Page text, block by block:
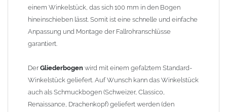
einem Winkelstück, das sich 100 mm in den Bogen
hineinschieben lässt. Somit ist eine schnelle und einfache
Anpassung und Montage der Fallrohranschlüsse
garantiert.
DerGliederbogen wird mit einem gefalztem Standard-
Winkelstück geliefert. Auf Wunsch kann das Winkelstück
auch als Schmuckbogen (Schweizer, Classico,
Renaissance, Drachenkopf) geliefert werden (den